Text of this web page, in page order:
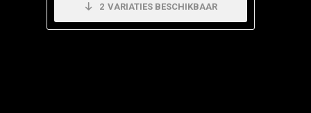
2 VARIATIES BESCHIKBAAR